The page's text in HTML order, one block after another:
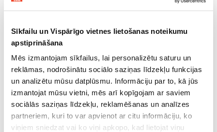
Sīkfailu un Vispārīgo vietnes lietošanas noteikumu
apstiprināšana
Mēs izmantojam sīkfailus, lai personalizētu saturu un
reklāmas, nodrošinātu sociālo saziņas līdzekļu funkcijas
un analizētu mūsu datplūsmu. Informāciju par to, kā jūs
izmantojat mūsu vietni, mēs arī kopīgojam ar saviem
sociālās saziņas līdzekļu, reklamēšanas un analīzes
partneriem, kuri to var apvienot ar citu informāciju, ko
viņiem sniedzat vai ko viņi apkopo, kad lietojat viņu